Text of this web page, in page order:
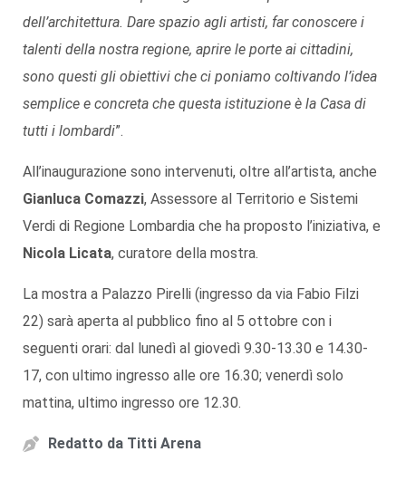
dell’architettura. Dare spazio agli artisti, far conoscere i
talenti della nostra regione, aprire le porte ai cittadini,
sono questi gli obiettivi che ci poniamo coltivando l’idea
semplice e concreta che questa istituzione è la Casa di
tutti i lombardi”.
All’inaugurazione sono intervenuti, oltre all’artista, anche
Gianluca Comazzi, Assessore al Territorio e Sistemi
Verdi di Regione Lombardia che ha proposto l’iniziativa, e
Nicola Licata, curatore della mostra.
La mostra a Palazzo Pirelli (ingresso da via Fabio Filzi
22) sarà aperta al pubblico fino al 5 ottobre con i
seguenti orari: dal lunedì al giovedì 9.30-13.30 e 14.30-
17, con ultimo ingresso alle ore 16.30; venerdì solo
mattina, ultimo ingresso ore 12.30.
Redatto da Titti Arena